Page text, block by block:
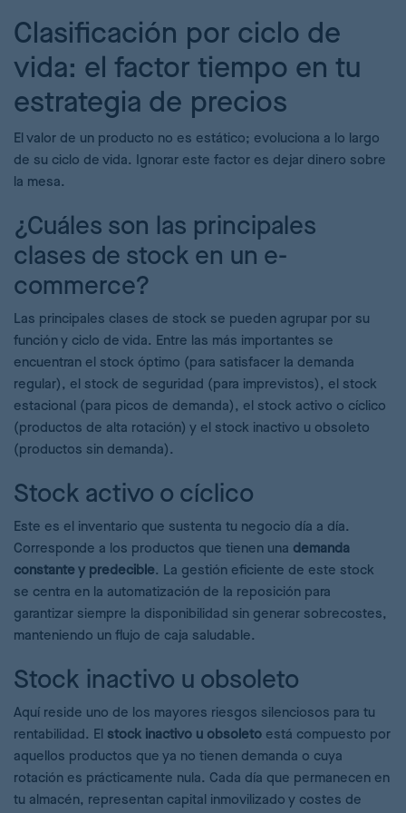
Clasificación por ciclo de
vida: el factor tiempo en tu
estrategia de precios
El valor de un producto no es estático; evoluciona a lo largo
de su ciclo de vida. Ignorar este factor es dejar dinero sobre
la mesa.
¿Cuáles son las principales
clases de stock en un e-
commerce?
Las principales clases de stock se pueden agrupar por su
función y ciclo de vida. Entre las más importantes se
encuentran el stock óptimo (para satisfacer la demanda
regular), el stock de seguridad (para imprevistos), el stock
estacional (para picos de demanda), el stock activo o cíclico
(productos de alta rotación) y el stock inactivo u obsoleto
(productos sin demanda).
Stock activo o cíclico
Este es el inventario que sustenta tu negocio día a día.
Corresponde a los productos que tienen una demanda
constante y predecible. La gestión eficiente de este stock
se centra en la automatización de la reposición para
garantizar siempre la disponibilidad sin generar sobrecostes,
manteniendo un flujo de caja saludable.
Stock inactivo u obsoleto
Aquí reside uno de los mayores riesgos silenciosos para tu
rentabilidad. El stock inactivo u obsoleto está compuesto por
aquellos productos que ya no tienen demanda o cuya
rotación es prácticamente nula. Cada día que permanecen en
tu almacén, representan capital inmovilizado y costes de